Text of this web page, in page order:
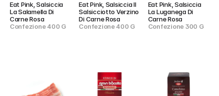
Eat Pink, Salsiccia
La Salamella Di
Carne Rosa
Confezione 400 G
Eat Pink, Salsiccia Il
Salsicciotto Verzino
Di Carne Rosa
Confezione 400 G
Eat Pink, Salsiccia
La Luganega Di
Carne Rosa
Confezione 300 G